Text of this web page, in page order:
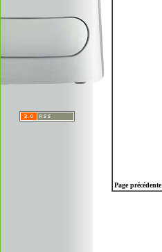
Page précédente